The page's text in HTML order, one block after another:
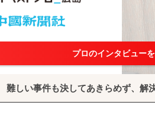
プロのインタビュー
難しい事件も決してあきらめず、解